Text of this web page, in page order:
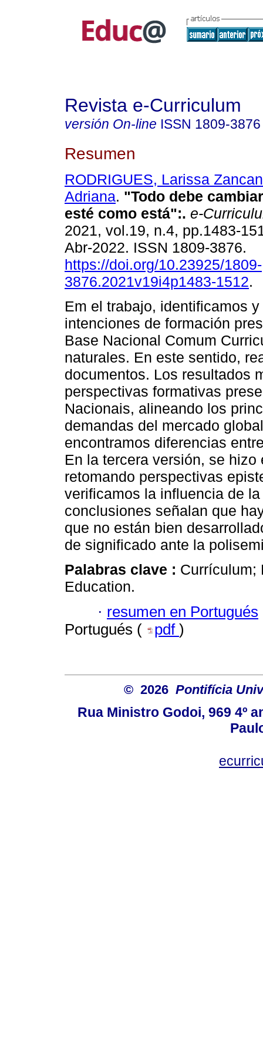
Revista e-Curriculum
versión On-line ISSN 1809-3876
Resumen
RODRIGUES, Larissa Zancan
Adriana. "Todo debe
esté como está":. e-
2021, vol.19, n.4, pp.1483-
Abr-2022. ISSN 1809-3876.
https://doi.org/10.23925/1809-
3876.2021v19i4p1483-1512.
Em el trabajo, identificamos
intenciones de formación
Base Nacional Comum
naturales. En este sentido,
documentos. Los resultados
perspectivas formativas
Nacionais, alineando los
demandas del mercado
encontramos diferencias
En la tercera versión, se
retomando perspectivas
verificamos la influencia de
conclusiones señalan que
que no están bien
de significado ante la
Palabras clave : Currículum;
Education.
· resumen en Portugués
Portugués (
pdf )
© 2026 Pontifícia
Rua Ministro Godoi, 969 4º